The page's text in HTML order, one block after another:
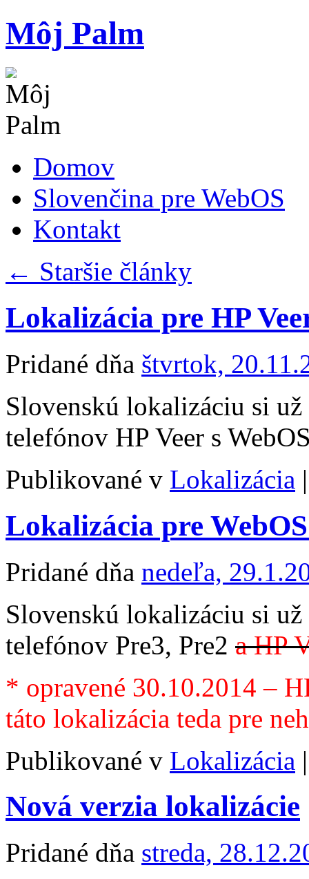
Preskočiť
na
obsah
Môj Palm
Domov
Slovenčina pre WebOS
Kontakt
← Staršie články
Lokalizácia pre HP
Pridané dňa štvrtok,
Slovenskú lokalizáciu si
telefónov HP Veer s
Publikované v Lokalizácia |
Lokalizácia pre
Pridané dňa nedeľa,
Slovenskú lokalizáciu si
telefónov Pre3, Pre2 a HP
* opravené 30.10.2014 –
táto lokalizácia teda pre
Publikované v Lokalizácia |
Nová verzia lokalizácie
Pridané dňa streda,